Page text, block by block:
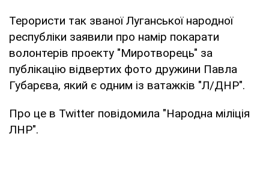
Терористи так званої Луганської народної
республіки заявили про намір покарати
волонтерів проекту "Миротворець" за
публікацію відвертих фото дружини Павла
Губарєва, який є одним із ватажків "Л/ДНР".
Про це в Twitter повідомила "Народна міліція
ЛНР".